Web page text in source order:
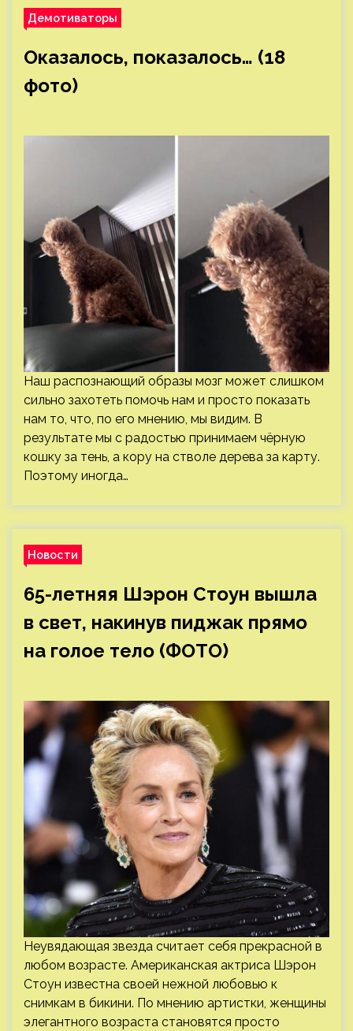
Демотиваторы
Оказалось, показалось… (18
фото)
Наш распознающий образы мозг может слишком
сильно захотеть помочь нам и просто показать
нам то, что, по его мнению, мы видим. В
результате мы с радостью принимаем чёрную
кошку за тень, а кору на стволе дерева за карту.
Поэтому иногда…
Новости
65-летняя Шэрон Стоун вышла
в свет, накинув пиджак прямо
на голое тело (ФОТО)
Неувядающая звезда считает себя прекрасной в
любом возрасте. Американская актриса Шэрон
Стоун известна своей нежной любовью к
снимкам в бикини. По мнению артистки, женщины
элегантного возраста становятся просто